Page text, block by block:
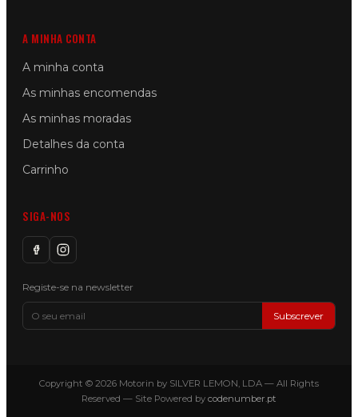
A MINHA CONTA
A minha conta
As minhas encomendas
As minhas moradas
Detalhes da conta
Carrinho
SIGA-NOS
Registe-se na newsletter
Subscrever
Copyright © 2026 Motorin by SILVER LEMON, LDA — All Rights
Reserved — Site Powered by codenumber.pt